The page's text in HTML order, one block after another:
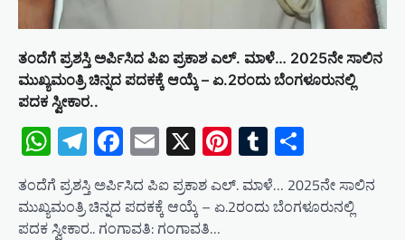
ತಂದೆಗೆ ಪ್ರಶಸ್ತಿ ಅರ್ಪಿಸಿದ ಪಿಐ ಪ್ರಕಾಶ ಎಲ್. ಮಾಳೆ… 2025ನೇ ಸಾಲಿನ
ಮುಖ್ಯಮಂತ್ರಿ ಚಿನ್ನದ ಪದಕಕ್ಕೆ ಆಯ್ಕೆ – ಏ.2ರಂದು ಬೆಂಗಳೂರುನಲ್ಲಿ
ಪದಕ ಸ್ವೀಕಾರ..
WhatsApp
Telegram
Facebook
Email
X Pinterest
Tumblr
ತಂದೆಗೆ ಪ್ರಶಸ್ತಿ ಅರ್ಪಿಸಿದ ಪಿಐ ಪ್ರಕಾಶ ಎಲ್. ಮಾಳೆ… 2025ನೇ ಸಾಲಿನ
ಮುಖ್ಯಮಂತ್ರಿ ಚಿನ್ನದ ಪದಕಕ್ಕೆ ಆಯ್ಕೆ – ಏ.2ರಂದು ಬೆಂಗಳೂರುನಲ್ಲಿ
ಪದಕ ಸ್ವೀಕಾರ.. ಗಂಗಾವತಿ: ಗಂಗಾವತಿ…